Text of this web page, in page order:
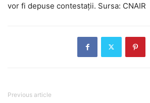
vor fi depuse contestații. Sursa: CNAIR
Previous article